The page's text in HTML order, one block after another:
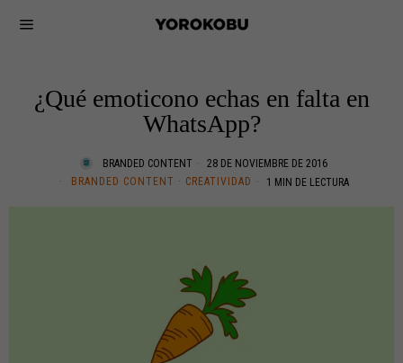
¿Qué emoticono echas en falta en
WhatsApp?
BRANDED CONTENT
28 DE NOVIEMBRE DE 2016
BRANDED CONTENT · CREATIVIDAD 1 MIN DE LECTURA